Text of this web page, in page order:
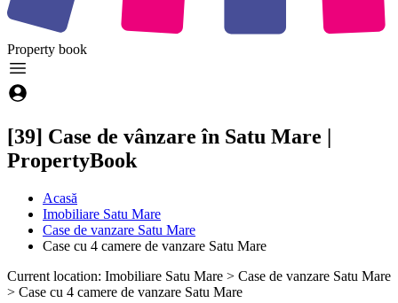
Property book
[39] Case de vânzare în Satu Mare |
PropertyBook
Acasă
Imobiliare Satu Mare
Case de vanzare Satu Mare
Case cu 4 camere de vanzare Satu Mare
Current location: Imobiliare Satu Mare > Case de vanzare Satu Mare
> Case cu 4 camere de vanzare Satu Mare